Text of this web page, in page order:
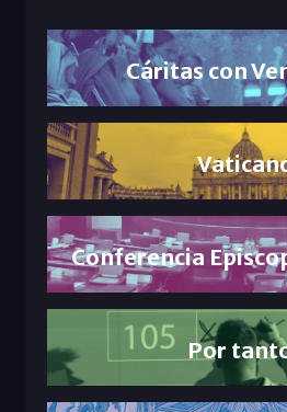
Cáritas con
Conferencia
Por